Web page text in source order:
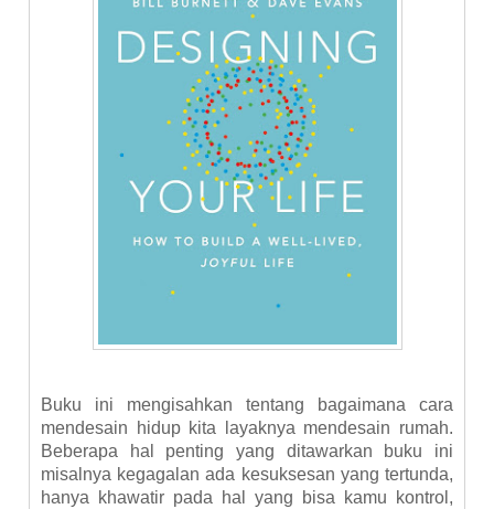
Buku ini mengisahkan tentang bagaimana cara
mendesain hidup kita layaknya mendesain rumah.
Beberapa hal penting yang ditawarkan buku ini
misalnya kegagalan ada kesuksesan yang tertunda,
hanya khawatir pada hal yang bisa kamu kontrol,